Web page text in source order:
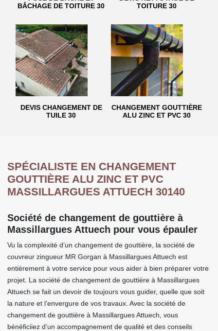
BÂCHAGE DE TOITURE 30
TOITURE 30
DEVIS CHANGEMENT DE
TUILE 30
CHANGEMENT GOUTTIÈRE
ALU ZINC ET PVC 30
SPÉCIALISTE EN CHANGEMENT
GOUTTIÈRE ALU ZINC ET PVC
MASSILLARGUES ATTUECH 30140
Société de changement de gouttière à
Massillargues Attuech pour vous épauler
Vu la complexité d’un changement de gouttière, la société de
couvreur zingueur MR Gorgan à Massillargues Attuech est
entièrement à votre service pour vous aider à bien préparer votre
projet. La société de changement de gouttière à Massillargues
Attuech se fait un devoir de toujours vous guider, quelle que soit
la nature et l’envergure de vos travaux. Avec la société de
changement de gouttière à Massillargues Attuech, vous
bénéficiiez d’un accompagnement de qualité et des conseils